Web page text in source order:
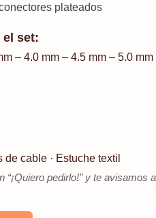
plateados
el set:
– 4.0 mm – 4.5 mm – 5.0
cable · Estuche textil
pedirlo!” y te avisamos